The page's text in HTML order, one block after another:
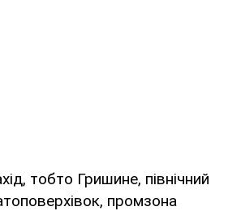
тобто Гришине, північний
промзона